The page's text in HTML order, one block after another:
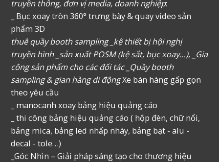
truyền thông, đơn vị media, doanh nghiệp:
_ Bục xoay tròn 360° trưng bày & quay video sản
phẩm 3D
thuê quầy booth sampling _kệ thiết bị hội nghị
truyền hình _sản xuất POSM (kệ sắt, bục xoay…), _Gia
công sản phẩm cho các đối tác _Quầy booth
sampling & gian hàng di độngXe bán hàng gấp gọn
theo yêu cầu
_ manocanh xoay bảng hiệu quảng cáo
_ thi công bảng hiệu quảng cáo ( hộp đèn, chữ nổi,
bảng mica, bảng led nhấp nháy, bảng bạt - alu -
decal - tole…)
_Góc Nhìn – Giải pháp sáng tạo cho thương hiệu